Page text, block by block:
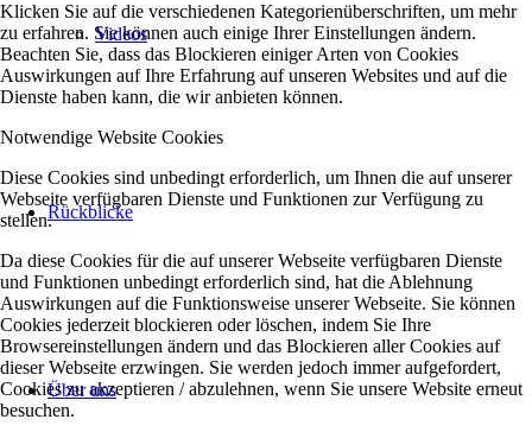
Videos
Rückblicke
Über uns
Klicken Sie auf die verschiedenen Kategorienüberschriften, um mehr
zu erfahren. Sie können auch einige Ihrer Einstellungen ändern.
Beachten Sie, dass das Blockieren einiger Arten von Cookies
Auswirkungen auf Ihre Erfahrung auf unseren Websites und auf die
Dienste haben kann, die wir anbieten können.
Notwendige Website Cookies
Diese Cookies sind unbedingt erforderlich, um Ihnen die auf unserer
Webseite verfügbaren Dienste und Funktionen zur Verfügung zu
stellen.
Da diese Cookies für die auf unserer Webseite verfügbaren Dienste
und Funktionen unbedingt erforderlich sind, hat die Ablehnung
Auswirkungen auf die Funktionsweise unserer Webseite. Sie können
Cookies jederzeit blockieren oder löschen, indem Sie Ihre
Browsereinstellungen ändern und das Blockieren aller Cookies auf
dieser Webseite erzwingen. Sie werden jedoch immer aufgefordert,
Cookies zu akzeptieren / abzulehnen, wenn Sie unsere Website erneut
besuchen.